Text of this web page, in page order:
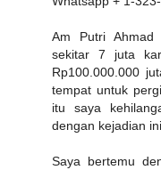
Am Putri Ahmad
sekitar 7 juta
Rp100.000.000
tempat untuk
itu saya
dengan kejadian ini.
Saya bertemu